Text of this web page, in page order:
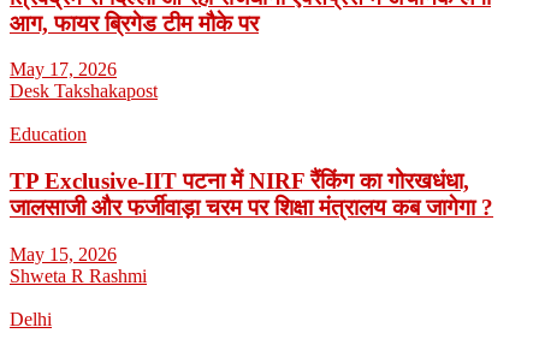
आग, फायर ब्रिगेड टीम मौके पर
May 17, 2026
Desk Takshakapost
Education
TP Exclusive-IIT पटना में NIRF रैंकिंग का गोरखधंधा,
जालसाजी और फर्जीवाड़ा चरम पर शिक्षा मंत्रालय कब जागेगा ?
May 15, 2026
Shweta R Rashmi
Delhi